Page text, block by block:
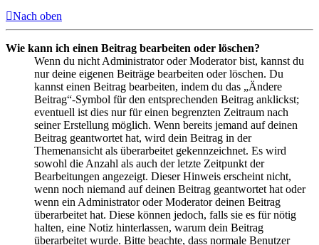
Nach oben
Wie kann ich einen Beitrag bearbeiten oder löschen?
Wenn du nicht Administrator oder Moderator bist, kannst du
nur deine eigenen Beiträge bearbeiten oder löschen. Du
kannst einen Beitrag bearbeiten, indem du das „Ändere
Beitrag“-Symbol für den entsprechenden Beitrag anklickst;
eventuell ist dies nur für einen begrenzten Zeitraum nach
seiner Erstellung möglich. Wenn bereits jemand auf deinen
Beitrag geantwortet hat, wird dein Beitrag in der
Themenansicht als überarbeitet gekennzeichnet. Es wird
sowohl die Anzahl als auch der letzte Zeitpunkt der
Bearbeitungen angezeigt. Dieser Hinweis erscheint nicht,
wenn noch niemand auf deinen Beitrag geantwortet hat oder
wenn ein Administrator oder Moderator deinen Beitrag
überarbeitet hat. Diese können jedoch, falls sie es für nötig
halten, eine Notiz hinterlassen, warum dein Beitrag
überarbeitet wurde. Bitte beachte, dass normale Benutzer